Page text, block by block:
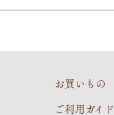
お買いもの
ご利用ガイド